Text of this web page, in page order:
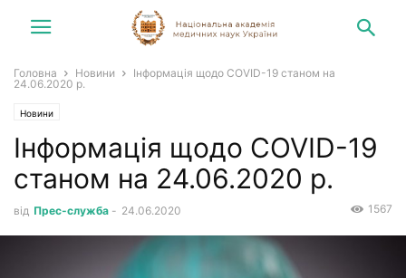
Головна Новини
Інформація щодо COVID-19 станом на
24.06.2020 р.
Новини
Інформація щодо COVID-19
станом на 24.06.2020 р.
від Прес-служба - 24.06.2020 1567